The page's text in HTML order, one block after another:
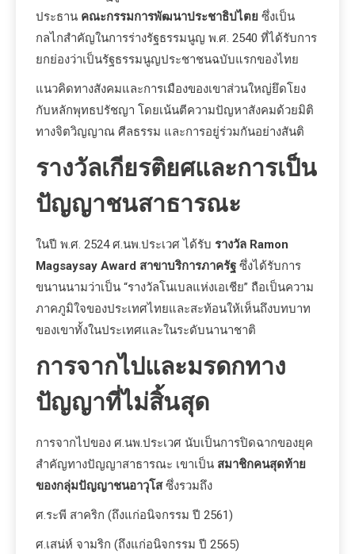
ประธาน คณะกรรมการพัฒนาประชาธิปไตย ซึ่งเป็น
กลไกสำคัญในการร่างรัฐธรรมนูญ พ.ศ. 2540 ที่ได้รับการ
ยกย่องว่าเป็นรัฐธรรมนูญประชาชนฉบับแรกของไทย
แนวคิดทางสังคมและการเมืองของเขาส่วนใหญ่ยึดโยง
กับหลักพุทธปรัชญา โดยเน้นตีความปัญหาสังคมด้วยมิติ
ทางจิตวิญญาณ ศีลธรรม และการอยู่ร่วมกันอย่างสันติ
รางวัลเกียรติยศและการเป็น
ปัญญาชนสาธารณะ
ในปี พ.ศ. 2524 ศ.นพ.ประเวศ ได้รับ รางวัล Ramon
Magsaysay Award สาขาบริการภาครัฐ ซึ่งได้รับการ
ขนานนามว่าเป็น “รางวัลโนเบลแห่งเอเชีย” ถือเป็นความ
ภาคภูมิใจของประเทศไทยและสะท้อนให้เห็นถึงบทบาท
ของเขาทั้งในประเทศและในระดับนานาชาติ
การจากไปและมรดกทาง
ปัญญาที่ไม่สิ้นสุด
การจากไปของ ศ.นพ.ประเวศ นับเป็นการปิดฉากของยุค
สำคัญทางปัญญาสาธารณะ เขาเป็น สมาชิกคนสุดท้าย
ของกลุ่มปัญญาชนอาวุโสซึ่งรวมถึง
ศ.ระพี สาคริก (ถึงแก่อนิจกรรม ปี 2561)
ศ.เสน่ห์ จามริก (ถึงแก่อนิจกรรม ปี 2565)